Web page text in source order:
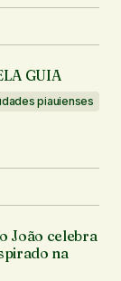
GUIA
piauienses
João celebra
na